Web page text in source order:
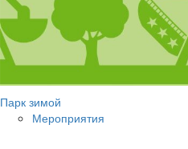
Парк зимой
Мероприятия